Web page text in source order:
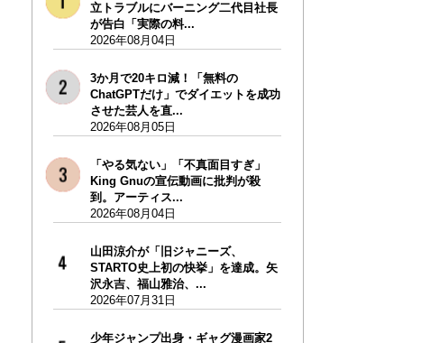
立トラブルにバーニング二代目社長
が告白「実際の料...
2026年08月04日
3か月で20キロ減！「無料の
ChatGPTだけ」でダイエットを成功
させた芸人を直...
2026年08月05日
「やる気ない」「不真面目すぎ」
King Gnuの宣伝動画に批判が殺
到。アーティス...
2026年08月04日
山田涼介が「旧ジャニーズ、
STARTO史上初の快挙」を達成。矢
沢永吉、福山雅治、...
2026年07月31日
少年ジャンプ出身・ギャグ漫画家2